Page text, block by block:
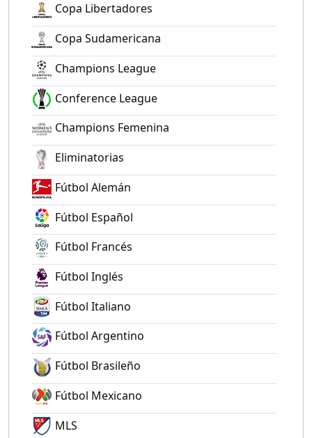
Copa Libertadores
Copa Sudamericana
Champions League
Conference League
Champions Femenina
Eliminatorias
Fútbol Alemán
Fútbol Español
Fútbol Francés
Fútbol Inglés
Fútbol Italiano
Fútbol Argentino
Fútbol Brasileño
Fútbol Mexicano
MLS